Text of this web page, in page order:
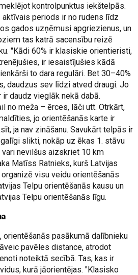
kontrolpunktus iekštelpās.
aktīvais periods ir no rudens līdz
gados uzņēmusi apgriezienus, un
tas katrā sacensību reizē
"Kādi 60% ir klasiskie orientieristi,
ir iesaistījušies kādā
to dara regulāri. Bet 30–40%
daudzus sev līdzi atved draugi. Jo
daudz vieglāk nekā dabā.
no meža – ērces, lāči utt. Otrkārt,
jo orientēšanās karte ir
ja nav zināšanu. Savukārt telpās ir
slikti, nokāp uz ēkas 1. stāvu
nevilšus aizskriet 10 km
Matīss Ratnieks, kurš Latvijas
visu veidu orientēšanās
Telpu orientēšanās kausu un
Telpu orientēšanās līgu.
pasākumā dalībnieku
pavēles distance, atrodot
noteiktā secībā. Tas, kas ir
kurā jāorientējas. "Klasisko